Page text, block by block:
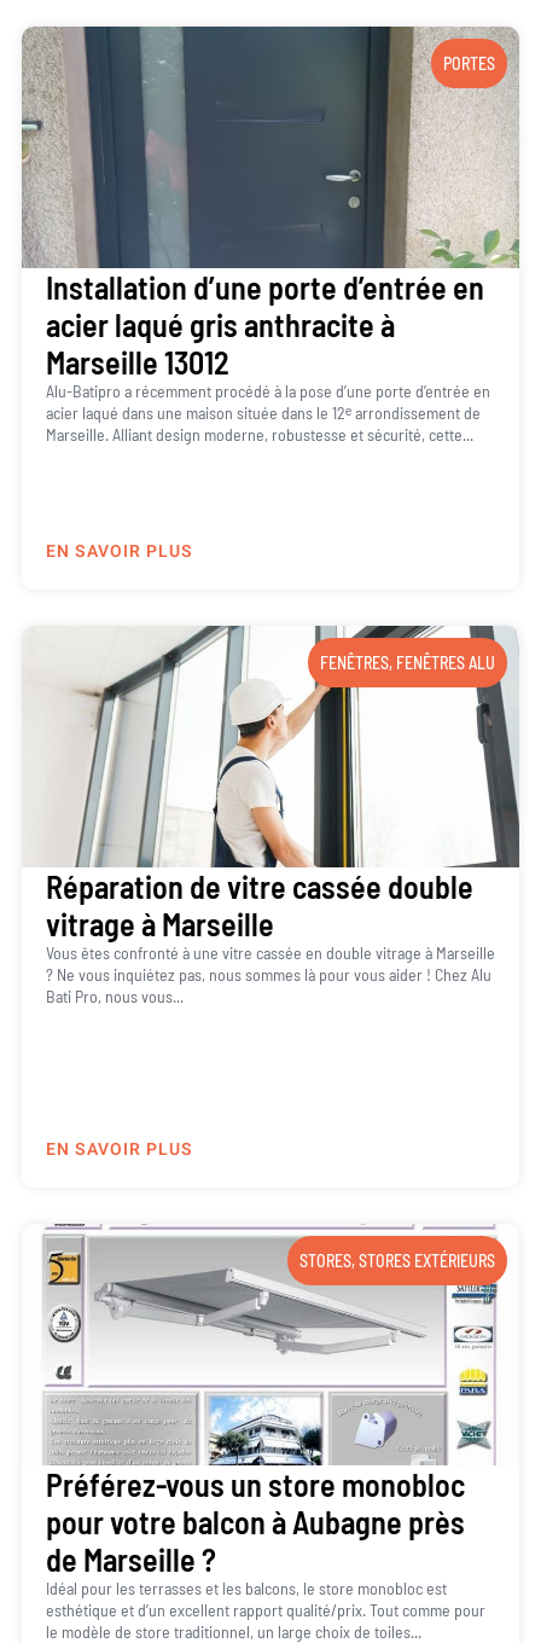
PORTES
Installation d’une porte d’entrée en
acier laqué gris anthracite à
Marseille 13012
Alu-Batipro a récemment procédé à la pose d’une porte d’entrée en
acier laqué dans une maison située dans le 12ᵉ arrondissement de
Marseille. Alliant design moderne, robustesse et sécurité, cette...
EN SAVOIR PLUS
FENÊTRES, FENÊTRES ALU
Réparation de vitre cassée double
vitrage à Marseille
Vous êtes confronté à une vitre cassée en double vitrage à Marseille
? Ne vous inquiétez pas, nous sommes là pour vous aider ! Chez Alu
Bati Pro, nous vous...
EN SAVOIR PLUS
STORES,STORES EXTÉRIEURS
Préférez-vous un store monobloc
pour votre balcon à Aubagne près
de Marseille ?
Idéal pour les terrasses et les balcons, le store monobloc est
esthétique et d’un excellent rapport qualité/prix. Tout comme pour
le modèle de store traditionnel, un large choix de toiles...